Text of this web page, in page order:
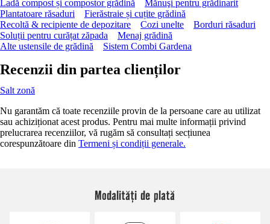
Ladă compost și compostor grădină
Mănuşi pentru grădinarit
Plantatoare răsaduri
Fierăstraie și cuțite grădină
Recoltă & recipiente de depozitare
Cozi unelte
Borduri răsaduri
Soluții pentru curățat zăpada
Menaj grădină
Alte ustensile de grădină
Sistem Combi Gardena
Recenzii din partea clienților
Salt zonă
Nu garantăm că toate recenziile provin de la persoane care au utilizat
sau achiziționat acest produs. Pentru mai multe informații privind
prelucrarea recenziilor, vă rugăm să consultați secțiunea
corespunzătoare din Termeni și condiții generale.
Modalități de plată